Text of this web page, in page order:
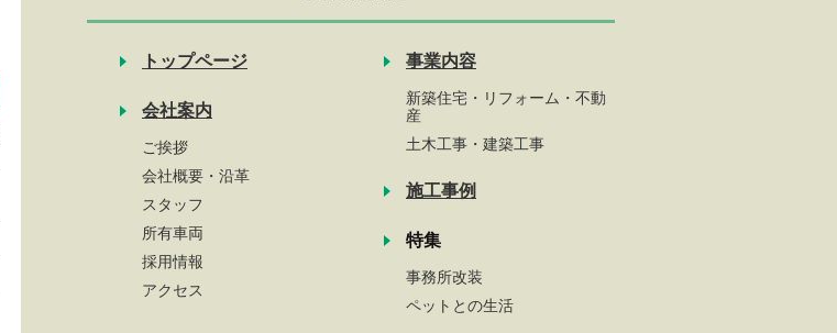
トップページ
会社案内
ご挨拶
会社概要・沿革
スタッフ
所有車両
採用情報
アクセス
事業内容
新築住宅・リフォーム・不動
産
土木工事・建築工事
施工事例
特集
事務所改装
ペットとの生活